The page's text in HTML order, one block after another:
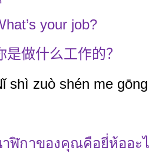
your job?
是做什么工作的？
shì zuò shén me
ฬิกาของคุณคือยี่ห้ออะ